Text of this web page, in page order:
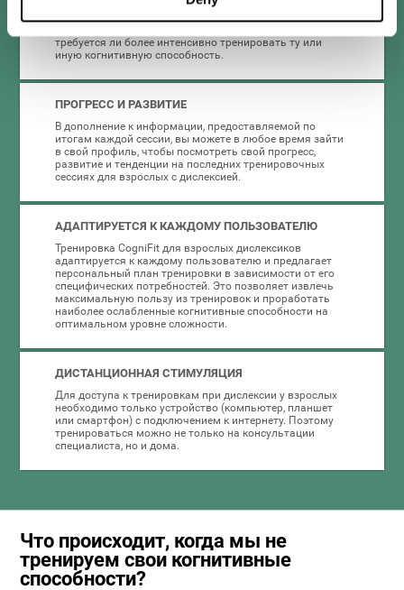
После каждой сессии тренировки при дислексии у
взрослых CogniFit сразу же предоставляет информацию
требуется ли более интенсивно тренировать ту или
иную когнитивную способность.
ПРОГРЕСС И РАЗВИТИЕ
В дополнение к информации, предоставляемой по
итогам каждой сессии, вы можете в любое время зайти
в свой профиль, чтобы посмотреть свой прогресс,
развитие и тенденции на последних тренировочных
сессиях для взрослых с дислексией.
АДАПТИРУЕТСЯ К КАЖДОМУ ПОЛЬЗОВАТЕЛЮ
Тренировка CogniFit для взрослых дислексиков
адаптируется к каждому пользователю и предлагает
персональный план тренировки в зависимости от его
специфических потребностей. Это позволяет извлечь
максимальную пользу из тренировок и проработать
наиболее ослабленные когнитивные способности на
оптимальном уровне сложности.
ДИСТАНЦИОННАЯ СТИМУЛЯЦИЯ
Для доступа к тренировкам при дислексии у взрослых
необходимо только устройство (компьютер, планшет
или смартфон) с подключением к интернету. Поэтому
тренироваться можно не только на консультации
специалиста, но и дома.
Что происходит, когда мы не
тренируем свои когнитивные
способности?